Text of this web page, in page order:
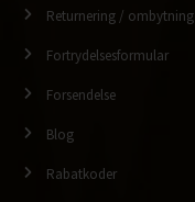
Returnering / ombytning
Fortrydelsesformular
Forsendelse
Blog
Rabatkoder